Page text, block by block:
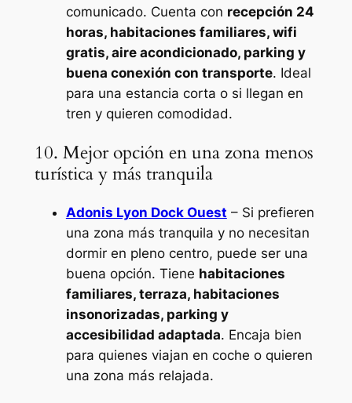
comunicado. Cuenta con recepción 24
horas, habitaciones familiares, wifi
gratis, aire acondicionado, parking y
buena conexión con transporte. Ideal
para una estancia corta o si llegan en
tren y quieren comodidad.
10. Mejor opción en una zona menos
turística y más tranquila
Adonis Lyon Dock Ouest – Si prefieren
una zona más tranquila y no necesitan
dormir en pleno centro, puede ser una
buena opción. Tiene habitaciones
familiares, terraza, habitaciones
insonorizadas, parking y
accesibilidad adaptada. Encaja bien
para quienes viajan en coche o quieren
una zona más relajada.